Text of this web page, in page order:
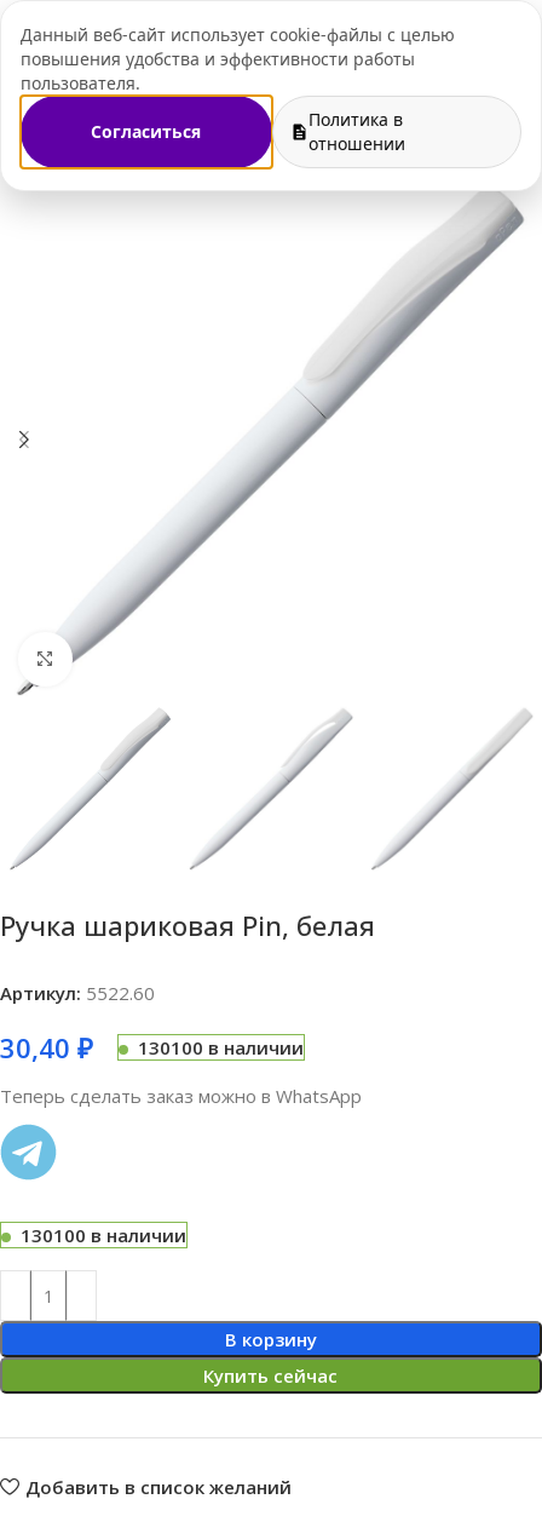
Данный веб-сайт использует cookie-файлы с целью
повышения удобства и эффективности работы
пользователя.
Согласиться
Политика в
отношении
+7 (495) 109-07-
Ручки с логотипом Пластиковые ручки с логотипом
Нажмите, чтобы увеличить
Ручка шариковая Pin, белая
Артикул: 5522.60
30,40 ₽
130100 в наличии
Теперь сделать заказ можно в WhatsApp
130100 в наличии
В корзину
Купить сейчас
Добавить в список желаний